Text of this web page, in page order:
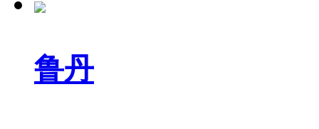
鲁丹